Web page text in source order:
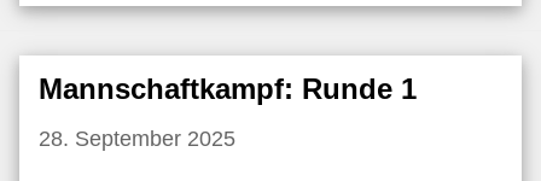
Mannschaftkampf: Runde 1
28. September 2025